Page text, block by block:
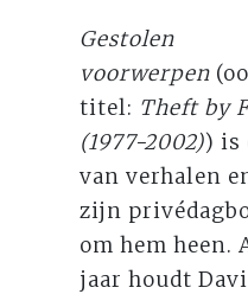
Gestolen
voorwerpen
titel: Theft by
(1977-2002)) is
van verhalen
zijn
om hem
jaar houdt